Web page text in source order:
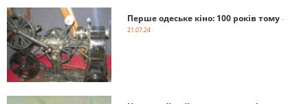
Перше одеське кіно: 100 років тому -
21.07.24